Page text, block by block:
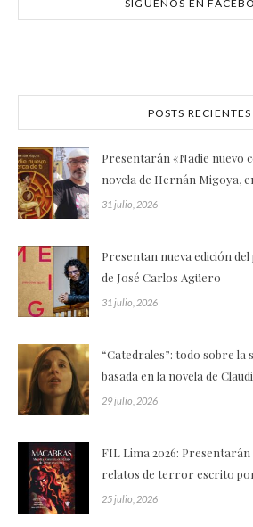
SÍGUENOS EN
POSTS RECIENTES
Presentarán «Nadie nuevo
novela de Hernán Migoya,
31 julio, 2026
Presentan nueva edición
de José Carlos Agüero
31 julio, 2026
“Catedrales”: todo sobre la
basada en la novela de
29 julio, 2026
FIL Lima 2026:
relatos de terror escrito
25 julio, 2026